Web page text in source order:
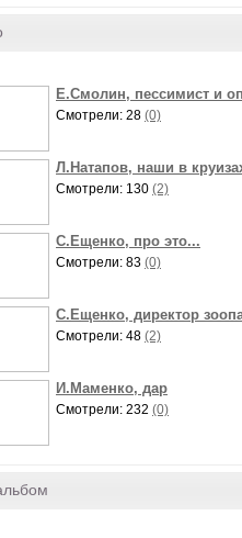
Е.Смолин, пессимист и
Смотрели: 28 (0)
Л.Натапов, наши в
Смотрели: 130 (2)
С.Ещенко, про это...
Смотрели: 83 (0)
С.Ещенко, директор
Смотрели: 48 (2)
И.Маменко, дар
Смотрели: 232 (0)